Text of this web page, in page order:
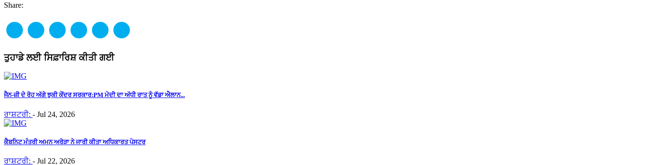
Share:
ਤੁਹਾਡੇ ਲਈ ਸਿਫ਼ਾਰਿਸ਼ ਕੀਤੀ ਗਈ
ਜੈਨ-ਜ਼ੀ ਦੇ ਰੋਹ ਅੱਗੇ ਝੁਕੀ ਕੇਂਦਰ ਸਰਕਾਰ:PM ਮੋਦੀ ਦਾ ਅੱਧੀ ਰਾਤ ਨੂੰ ਵੱਡਾ ਐਲਾਨ...
ਰਾਸ਼ਟਰੀ: - Jul 24, 2026
ਕੈਬਨਿਟ ਮੰਤਰੀ ਅਮਨ ਅਰੋੜਾ ਨੇ ਜਾਰੀ ਕੀਤਾ ਅਧਿਕਾਰਤ ਪੋਸਟਰ
ਰਾਸ਼ਟਰੀ: - Jul 22, 2026